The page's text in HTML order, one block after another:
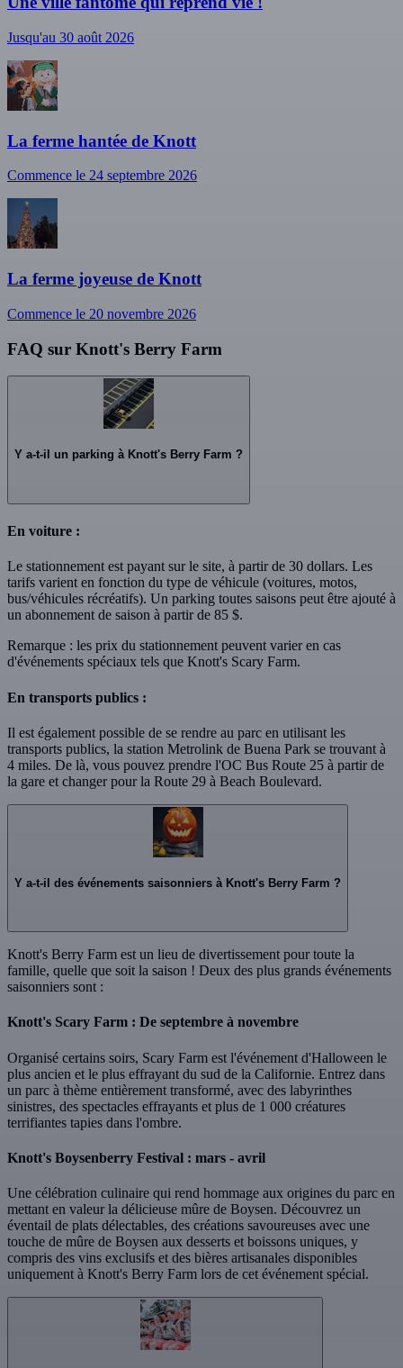
Jusqu'au 30 août 2026
La ferme hantée de Knott
Commence le 24 septembre 2026
La ferme joyeuse de Knott
Commence le 20 novembre 2026
FAQ sur Knott's Berry Farm
Y a-t-il un parking à Knott's Berry Farm ?
En voiture :
Le stationnement est payant sur le site, à partir de 30 dollars. Les
tarifs varient en fonction du type de véhicule (voitures, motos,
bus/véhicules récréatifs). Un parking toutes saisons peut être ajouté à
un abonnement de saison à partir de 85 $.
Remarque : les prix du stationnement peuvent varier en cas
d'événements spéciaux tels que Knott's Scary Farm.
En transports publics :
Il est également possible de se rendre au parc en utilisant les
transports publics, la station Metrolink de Buena Park se trouvant à
4 miles. De là, vous pouvez prendre l'OC Bus Route 25 à partir de
la gare et changer pour la Route 29 à Beach Boulevard.
Y a-t-il des événements saisonniers à Knott's Berry Farm ?
Knott's Berry Farm est un lieu de divertissement pour toute la
famille, quelle que soit la saison ! Deux des plus grands événements
saisonniers sont :
Knott's Scary Farm : De septembre à novembre
Organisé certains soirs, Scary Farm est l'événement d'Halloween le
plus ancien et le plus effrayant du sud de la Californie. Entrez dans
un parc à thème entièrement transformé, avec des labyrinthes
sinistres, des spectacles effrayants et plus de 1 000 créatures
terrifiantes tapies dans l'ombre.
Knott's Boysenberry Festival : mars - avril
Une célébration culinaire qui rend hommage aux origines du parc en
mettant en valeur la délicieuse mûre de Boysen. Découvrez un
éventail de plats délectables, des créations savoureuses avec une
touche de mûre de Boysen aux desserts et boissons uniques, y
compris des vins exclusifs et des bières artisanales disponibles
uniquement à Knott's Berry Farm lors de cet événement spécial.